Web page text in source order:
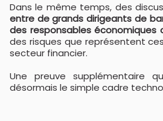
Dans le même temps, des
entre de grands dirigeants de
des responsables économiques
des risques que représentent
secteur financier.
Une preuve supplémentaire
désormais le simple cadre